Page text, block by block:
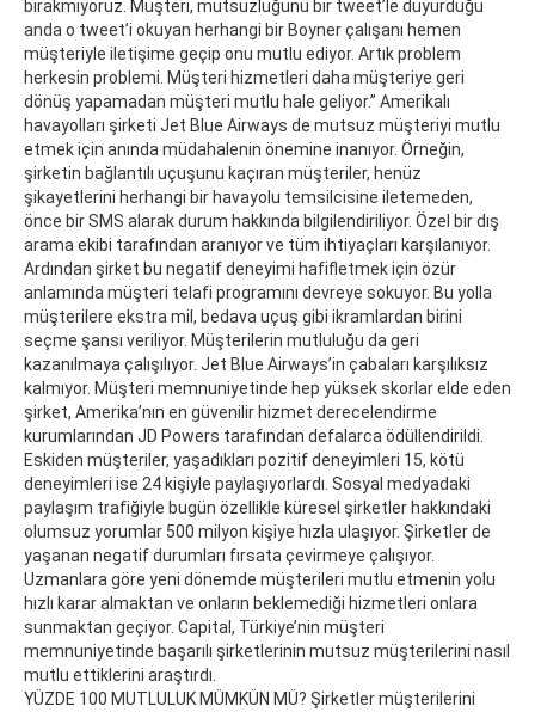
bırakmıyoruz. Müşteri, mutsuzluğunu bir tweet’le duyurduğu
anda o tweet’i okuyan herhangi bir Boyner çalışanı hemen
müşteriyle iletişime geçip onu mutlu ediyor. Artık problem
herkesin problemi. Müşteri hizmetleri daha müşteriye geri
dönüş yapamadan müşteri mutlu hale geliyor.” Amerikalı
havayolları şirketi Jet Blue Airways de mutsuz müşteriyi mutlu
etmek için anında müdahalenin önemine inanıyor. Örneğin,
şirketin bağlantılı uçuşunu kaçıran müşteriler, henüz
şikayetlerini herhangi bir havayolu temsilcisine iletemeden,
önce bir SMS alarak durum hakkında bilgilendiriliyor. Özel bir dış
arama ekibi tarafından aranıyor ve tüm ihtiyaçları karşılanıyor.
Ardından şirket bu negatif deneyimi hafifletmek için özür
anlamında müşteri telafi programını devreye sokuyor. Bu yolla
müşterilere ekstra mil, bedava uçuş gibi ikramlardan birini
seçme şansı veriliyor. Müşterilerin mutluluğu da geri
kazanılmaya çalışılıyor. Jet Blue Airways’in çabaları karşılıksız
kalmıyor. Müşteri memnuniyetinde hep yüksek skorlar elde eden
şirket, Amerika’nın en güvenilir hizmet derecelendirme
kurumlarından JD Powers tarafından defalarca ödüllendirildi.
Eskiden müşteriler, yaşadıkları pozitif deneyimleri 15, kötü
deneyimleri ise 24 kişiyle paylaşıyorlardı. Sosyal medyadaki
paylaşım trafiğiyle bugün özellikle küresel şirketler hakkındaki
olumsuz yorumlar 500 milyon kişiye hızla ulaşıyor. Şirketler de
yaşanan negatif durumları fırsata çevirmeye çalışıyor.
Uzmanlara göre yeni dönemde müşterileri mutlu etmenin yolu
hızlı karar almaktan ve onların beklemediği hizmetleri onlara
sunmaktan geçiyor. Capital, Türkiye’nin müşteri
memnuniyetinde başarılı şirketlerinin mutsuz müşterilerini nasıl
mutlu ettiklerini araştırdı.
YÜZDE 100 MUTLULUK MÜMKÜN MÜ? Şirketler müşterilerini